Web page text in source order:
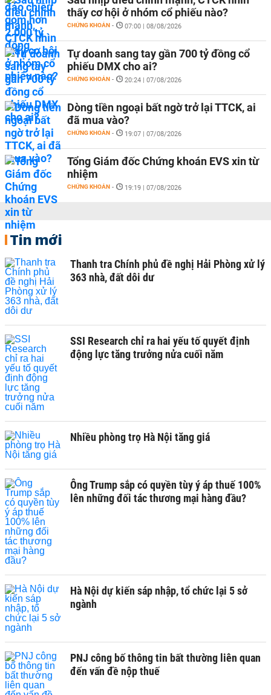
thấy cơ hội ở nhóm cổ phiếu nào?
CHỨNG KHOÁN - 07:00 | 08/08/2026
Tự doanh sang tay gần 700 tỷ đồng cổ
phiếu DMX cho ai?
CHỨNG KHOÁN - 20:24 | 07/08/2026
Dòng tiền ngoại bất ngờ trở lại TTCK, ai
đã mua vào?
CHỨNG KHOÁN - 19:07 | 07/08/2026
Tổng Giám đốc Chứng khoán EVS xin từ
nhiệm
CHỨNG KHOÁN - 19:19 | 07/08/2026
Tin mới
Thanh tra Chính phủ đề nghị Hải Phòng xử lý
363 nhà, đất dôi dư
SSI Research chỉ ra hai yếu tố quyết định
động lực tăng trưởng nửa cuối năm
Nhiều phòng trọ Hà Nội tăng giá
Ông Trump sắp có quyền tùy ý áp thuế 100%
lên những đối tác thương mại hàng đầu?
Hà Nội dự kiến sáp nhập, tổ chức lại 5 sở
ngành
PNJ công bố thông tin bất thường liên quan
đến vấn đề nộp thuế